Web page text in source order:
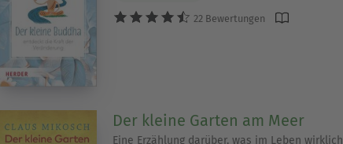
22 Bewertungen
Der kleine Garten am Meer
Eine Erzählung darüber, was im Leben wirklich